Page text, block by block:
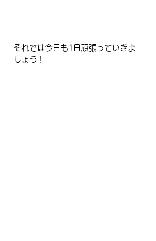
それでは今日も1日頑張っていきま
しょう！